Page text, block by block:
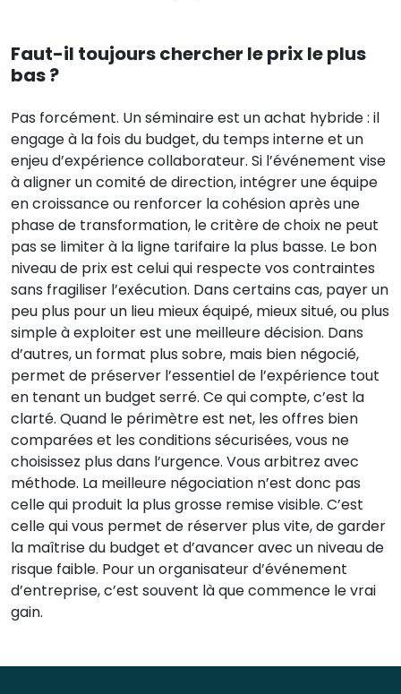
Faut-il toujours chercher le prix le plus
bas ?
Pas forcément. Un séminaire est un achat hybride : il
engage à la fois du budget, du temps interne et un
enjeu d’expérience collaborateur. Si l’événement vise
à aligner un comité de direction, intégrer une équipe
en croissance ou renforcer la cohésion après une
phase de transformation, le critère de choix ne peut
pas se limiter à la ligne tarifaire la plus basse. Le bon
niveau de prix est celui qui respecte vos contraintes
sans fragiliser l’exécution. Dans certains cas, payer un
peu plus pour un lieu mieux équipé, mieux situé, ou plus
simple à exploiter est une meilleure décision. Dans
d’autres, un format plus sobre, mais bien négocié,
permet de préserver l’essentiel de l’expérience tout
en tenant un budget serré. Ce qui compte, c’est la
clarté. Quand le périmètre est net, les offres bien
comparées et les conditions sécurisées, vous ne
choisissez plus dans l’urgence. Vous arbitrez avec
méthode. La meilleure négociation n’est donc pas
celle qui produit la plus grosse remise visible. C’est
celle qui vous permet de réserver plus vite, de garder
la maîtrise du budget et d’avancer avec un niveau de
risque faible. Pour un organisateur d’événement
d’entreprise, c’est souvent là que commence le vrai
gain.